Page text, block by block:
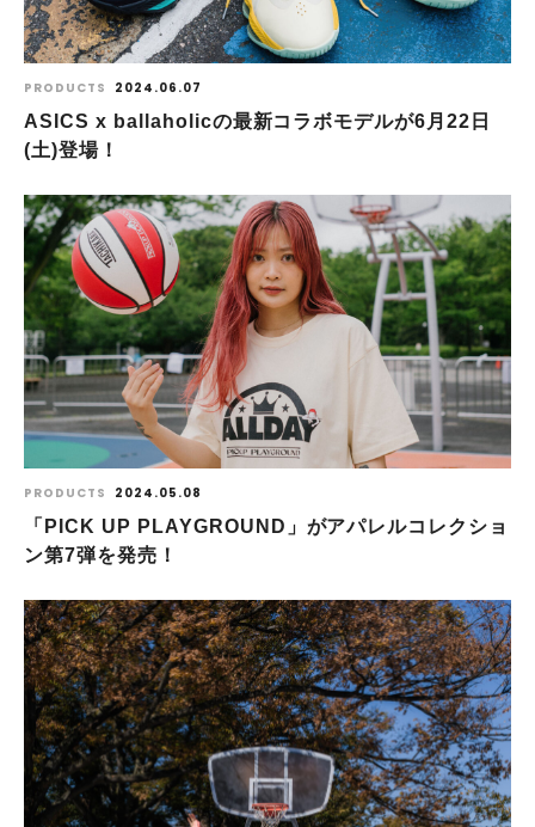
PRODUCTS 2024.06.07
ASICS x ballaholicの最新コラボモデルが6月22日
(土)登場！
PRODUCTS 2024.05.08
「PICK UP PLAYGROUND」がアパレルコレクショ
ン第7弾を発売！